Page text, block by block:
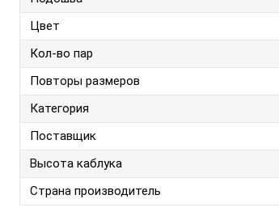
Цвет
Кол-во пар
Повторы размеров
Категория
Поставщик
Высота каблука
Страна производитель